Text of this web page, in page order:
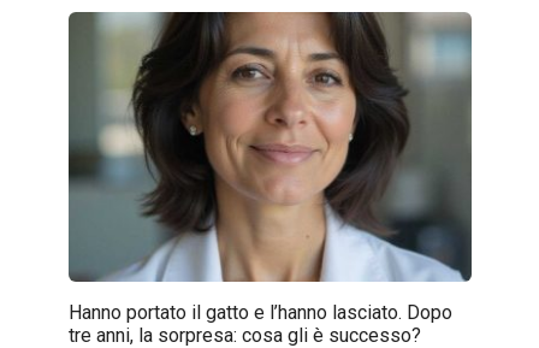
Hanno portato il gatto e l’hanno lasciato. Dopo
tre anni, la sorpresa: cosa gli è successo?